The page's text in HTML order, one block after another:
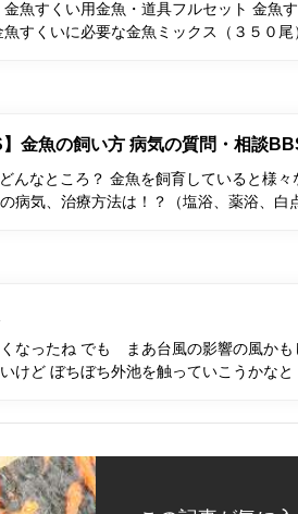
魚すくい用金魚・道具フルセット 金魚
魚すくいに必要な金魚ミックス（３５０
】金魚の飼い方 病気の質問・相談
んなところ？ 金魚を飼育していると様々
病気、治療方法は！？（塩浴、薬浴、
くなったね でも まあ台風の影響の風か
けど ぼちぼち外池を触っていこうかな